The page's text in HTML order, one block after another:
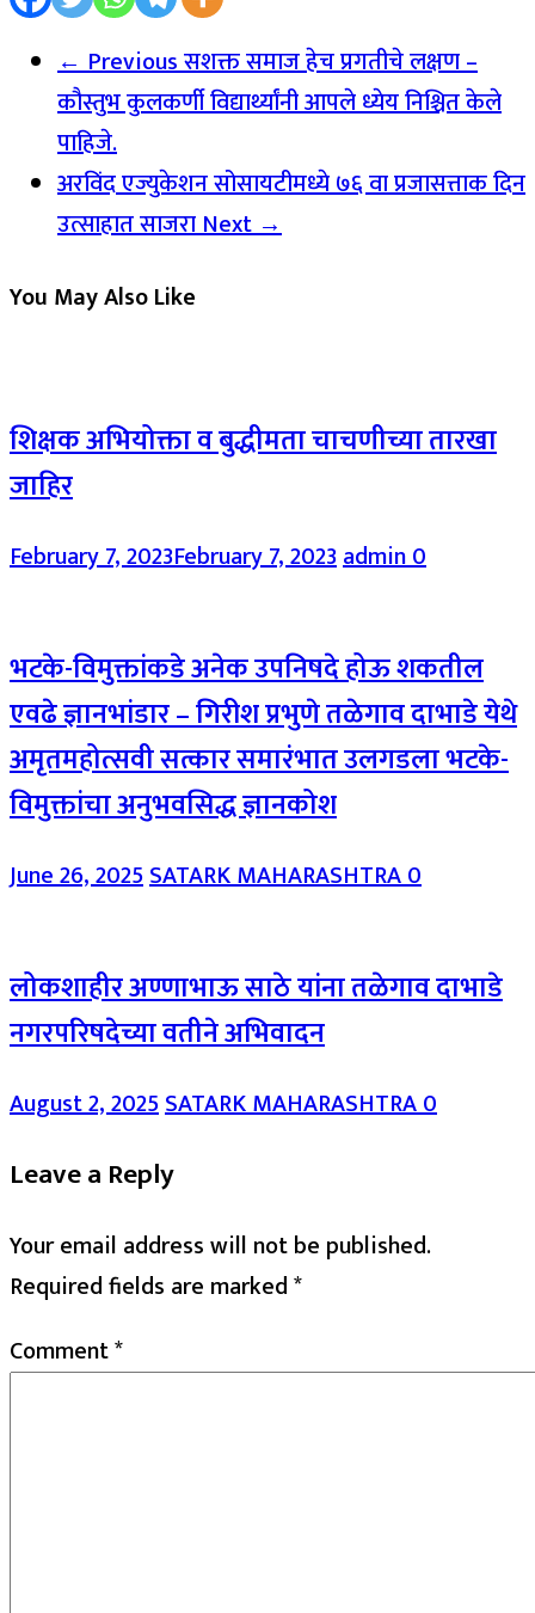
← Previousसशक्त समाज हेच प्रगतीचे लक्षण –
कौस्तुभ कुलकर्णी विद्यार्थ्यांनी आपले ध्येय निश्चित केले
पाहिजे.
अरविंद एज्युकेशन सोसायटीमध्ये ७६ वा प्रजासत्ताक दिन
उत्साहात साजराNext →
You May Also Like
शिक्षक अभियोक्ता व बुद्धीमता चाचणीच्या तारखा
जाहिर
February 7, 2023February 7, 2023admin0
भटके-विमुक्तांकडे अनेक उपनिषदे होऊ शकतील
एवढे ज्ञानभांडार – गिरीश प्रभुणे तळेगाव दाभाडे येथे
अमृतमहोत्सवी सत्कार समारंभात उलगडला भटके-
विमुक्तांचा अनुभवसिद्ध ज्ञानकोश
June 26, 2025SATARK MAHARASHTRA0
लोकशाहीर अण्णाभाऊ साठे यांना तळेगाव दाभाडे
नगरपरिषदेच्या वतीने अभिवादन
August 2, 2025SATARK MAHARASHTRA0
Leave a Reply
Your email address will not be published.
Required fields are marked*
Comment*